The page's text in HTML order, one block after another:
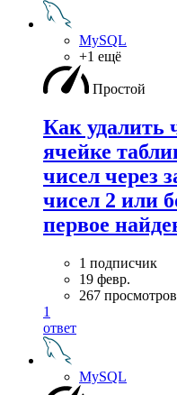
MySQL
+1 ещё
Простой
Как удалить
ячейке
чисел через
чисел 2 или
первое
1 подписчик
19 февр.
267 просмотров
1
ответ
MySQL